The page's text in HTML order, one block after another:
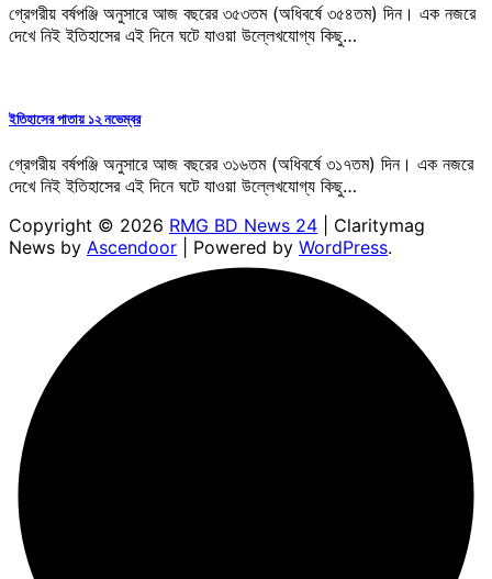
গ্রেগরীয় বর্ষপঞ্জি অনুসারে আজ বছরের ৩৫৩তম (অধিবর্ষে ৩৫৪তম) দিন। এক নজরে
দেখে নিই ইতিহাসের এই দিনে ঘটে যাওয়া উল্লেখযোগ্য কিছু…
ইতিহাসের পাতায় ১২ নভেম্বর
গ্রেগরীয় বর্ষপঞ্জি অনুসারে আজ বছরের ৩১৬তম (অধিবর্ষে ৩১৭তম) দিন। এক নজরে
দেখে নিই ইতিহাসের এই দিনে ঘটে যাওয়া উল্লেখযোগ্য কিছু…
Copyright © 2026 RMG BD News 24 | Claritymag
News by Ascendoor | Powered by WordPress.